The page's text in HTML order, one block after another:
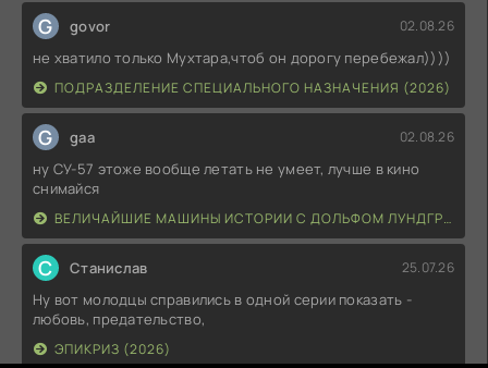
G govor 02.08.26
не хватило только Мухтара,чтоб он дорогу перебежал))))
ПОДРАЗДЕЛЕНИЕ СПЕЦИАЛЬНОГО НАЗНАЧЕНИЯ (2026)
G gaa 02.08.26
ну СУ-57 этоже вообще летать не умеет, лучше в кино
снимайся
ВЕЛИЧАЙШИЕ МАШИНЫ ИСТОРИИ С ДОЛЬФОМ ЛУНДГРЕНОМ (2026)
С Станислав 25.07.26
Ну вот молодцы справились в одной серии показать -
любовь, предательство,
ЭПИКРИЗ (2026)